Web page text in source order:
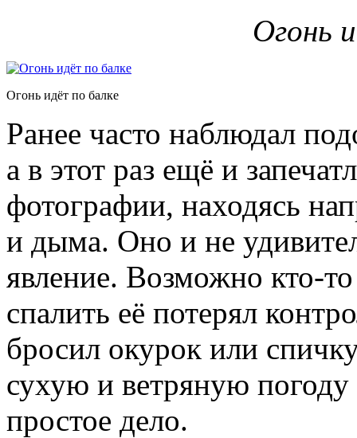
Огонь
Огонь идёт по балке
Ранее часто наблюдал
а в этот раз ещё и
фотографии, находясь
и дыма. Оно и не
явление. Возможно кто-
спалить её потерял
бросил окурок или
сухую и ветряную погоду
простое дело.